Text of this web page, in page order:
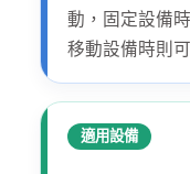
動，固定設備
移動設備時則
適用設備